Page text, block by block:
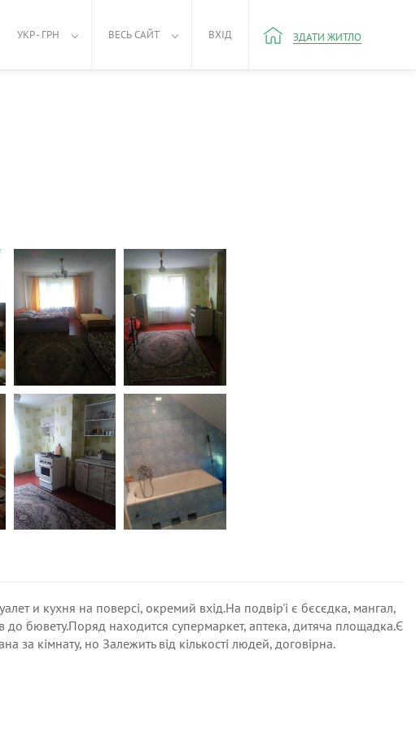
УКР - ГРН ВЕСЬ САЙТ ВХІД ЗДАТИ ЖИТЛО
и кухня на поверсі, окремий вхід.На подвір'і є бєсєдка, мангал,
до бювету.Поряд находится супермаркет, аптека, дитяча площадка.Є
за кімнату, но Залежить від кількості людей, договірна.